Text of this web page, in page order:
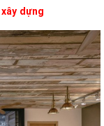
dựng